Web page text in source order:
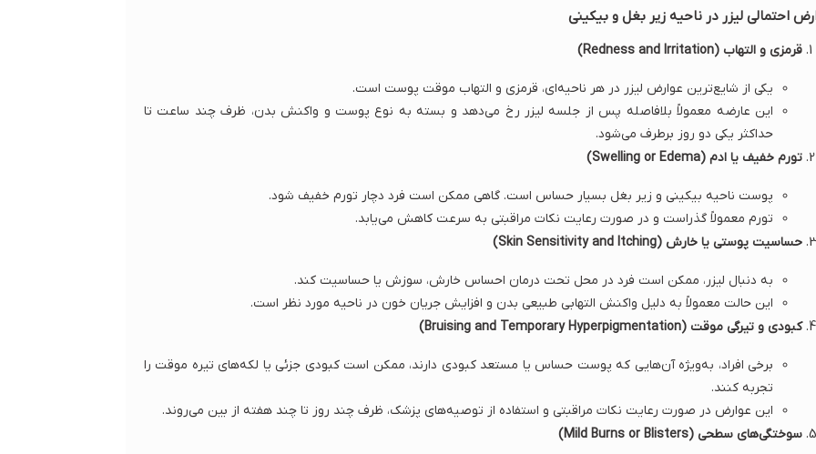
احتمالی لیزر در ناحیه زیر بغل و بیکینی
قرمزی و التهاب (Redness and Irritation)
یکی از شایع‌ترین عوارض لیزر در هر ناحیه‌ای، قرمزی و التهاب موقت پوست است.
این عارضه معمولاً بلافاصله پس از جلسه لیزر رخ می‌دهد و بسته به نوع پوست و واکنش بدن، ظرف چند ساعت تا
حداکثر یکی دو روز برطرف می‌شود.
تورم خفیف یا ادم (Swelling or Edema)
پوست ناحیه بیکینی و زیر بغل بسیار حساس است. گاهی ممکن است فرد دچار تورم خفیف شود.
تورم معمولاً گذراست و در صورت رعایت نکات مراقبتی به سرعت کاهش می‌یابد.
حساسیت پوستی یا خارش (Skin Sensitivity and Itching)
به دنبال لیزر، ممکن است فرد در محل تحت درمان احساس خارش، سوزش یا حساسیت کند.
این حالت معمولاً به دلیل واکنش التهابی طبیعی بدن و افزایش جریان خون در ناحیه مورد نظر است.
کبودی و تیرگی موقت (Bruising and Temporary Hyperpigmentation)
برخی افراد، به‌ویژه آن‌هایی که پوست حساس یا مستعد کبودی دارند، ممکن است کبودی جزئی یا لکه‌های تیره موقت را
تجربه کنند.
این عوارض در صورت رعایت نکات مراقبتی و استفاده از توصیه‌های پزشک، ظرف چند روز تا چند هفته از بین می‌روند.
سوختگی‌های سطحی (Mild Burns or Blisters)